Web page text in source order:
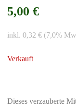
5,00 €
inkl. 0,32 € (7,0%
Verkauft
Dieses verzauberte